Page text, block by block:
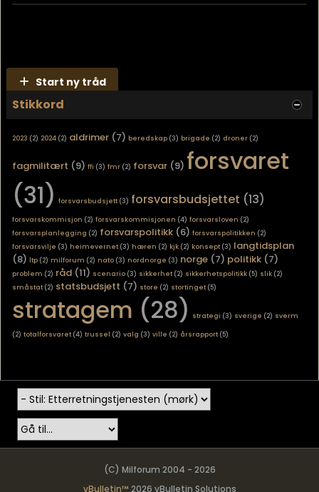
Start ny tråd
Stikkord
2023 (2) 2024 (2) aldrimer (7) beredskap (3) brigade (2) droner (2)
fagmilitært (9) ffi (3) fmr (2) forsvar (9) forsvaret
(31) forsvarsbudsjett (3) forsvarsbudsjettet (13)
forsvarskommisjon (2) forsvarskommisjonen (4) forsvarsloven (2)
forsvarsplanlegging (2) forsvarspolitikk (6) forsvarspolitikken (2)
forsvarsvilje (3) heimevernet (3) hæren (2) kjk (2) konsept (3) langtidsplan
(8) ltp (2) milforum (2) nato (3) nordnorge (3) norge (7) politikk (7)
problem (2) råd (11) scenario (3) sikkerhet (2) sikkerhetspolitikk (5) slik (2)
småstat (2) statsbudsjett (7) store (2) stortinget (5)
stratagem (28) strategi (3) sverige (2) sverm
(2) totalforsvaret (4) trussel (2) valg (3) ville (2) årsrapport (5)
(C) Milforum 2004 - 2026
vBulletin™ 2026 vBulletin Solutions